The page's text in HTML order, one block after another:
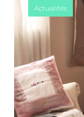
Actualités